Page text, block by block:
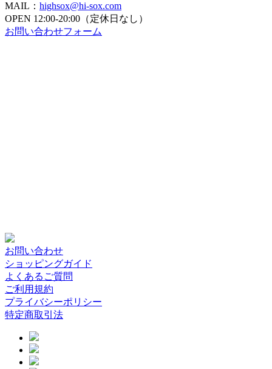
MAIL： highsox@hi-sox.com
OPEN 12:00-20:00（定休日なし）
お問い合わせフォーム
お問い合わせ
ショッピングガイド
よくあるご質問
ご利用規約
プライバシーポリシー
特定商取引法